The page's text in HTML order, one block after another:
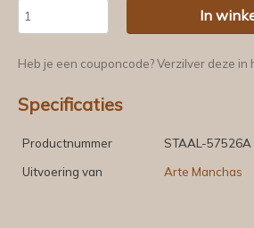
In
Heb je een couponcode? Verzilver deze in
Specificaties
Productnummer
STAAL-57526A
Uitvoering van
Arte Manchas